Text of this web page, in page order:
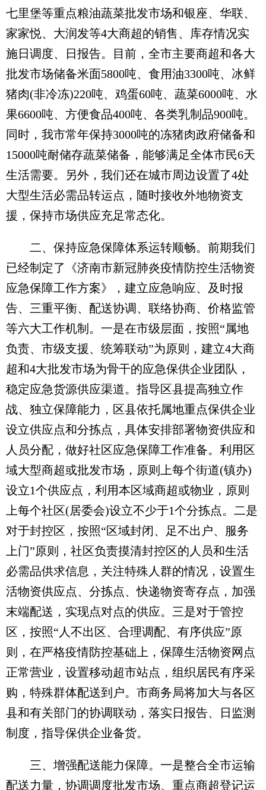
七里堡等重点粮油蔬菜批发市场和银座、华联、
家家悦、大润发等4大商超的销售、库存情况实
施日调度、日报告。目前，全市主要商超和各大
批发市场储备米面5800吨、食用油3300吨、冰鲜
猪肉(非冷冻)220吨、鸡蛋60吨、蔬菜6000吨、水
果6600吨、方便食品400吨、各类乳制品900吨。
同时，我市常年保持3000吨的冻猪肉政府储备和
15000吨耐储存蔬菜储备，能够满足全体市民6天
生活需要。另外，我们还在城市周边设置了4处
大型生活必需品转运点，随时接收外地物资支
援，保持市场供应充足常态化。
二、保持应急保障体系运转顺畅。前期我们
已经制定了《济南市新冠肺炎疫情防控生活物资
应急保障工作方案》，建立应急响应、及时报
告、三重平衡、配送协调、联络协商、价格监管
等六大工作机制。一是在市级层面，按照“属地
负责、市级支援、统筹联动”为原则，建立4大商
超和4大批发市场为骨干的应急保供企业团队，
稳定应急货源供应渠道。指导区县提高独立作
战、独立保障能力，区县依托属地重点保供企业
设立供应点和分拣点，具体安排部署物资供应和
人员分配，做好社区应急保障工作准备。利用区
域大型商超或批发市场，原则上每个街道(镇办)
设立1个供应点，利用本区域商超或物业，原则
上每个社区(居委会)设立不少于1个分拣点。二是
对于封控区，按照“区域封闭、足不出户、服务
上门”原则，社区负责摸清封控区的人员和生活
必需品供求信息，关注特殊人群的情况，设置生
活物资供应点、分拣点、快递物资寄存点，加强
末端配送，实现点对点的供应。三是对于管控
区，按照“人不出区、合理调配、有序供应”原
则，在严格疫情防控基础上，保障生活物资网点
正常营业，设置移动超市站点，组织居民有序采
购，特殊群体配送到户。市商务局将加大与各区
县和有关部门的协调联动，落实日报告、日监测
制度，指导保供企业备货。
三、增强配送能力保障。一是整合全市运输
配送力量，协调调度批发市场、重点商超登记运